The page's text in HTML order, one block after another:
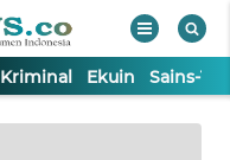
Kriminal Ekuin Sains-